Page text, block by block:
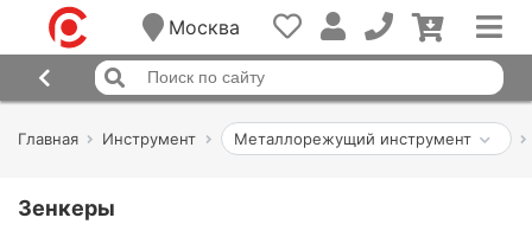
Москва
Главная Инструмент Металлорежущий инструмент
Зенкеры